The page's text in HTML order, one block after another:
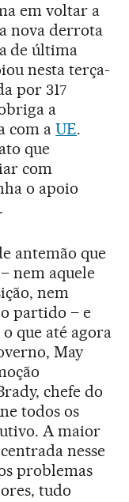
em voltar a
nova derrota
de última
nesta terça-
por 317
a
com aUE.
que
com
o apoio
antemão que
nem aquele
nem
partido – e
que até agora
May
chefe do
todos os
A maior
nesse
problemas
tudo